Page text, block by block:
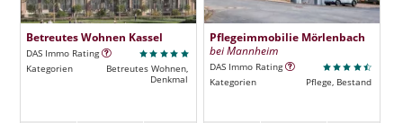
Betreutes Wohnen Kassel
DAS Immo Rating
Kategorien
Betreutes Wohnen,
Denkmal
Pflegeimmobilie Mörlenbach
bei Mannheim
DAS Immo Rating
Kategorien
Pflege, Bestand